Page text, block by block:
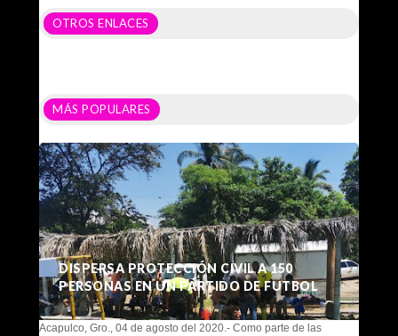
OTROS ENLACES
MÁS POPULARES
DISPERSA PROTECCIÓN CIVIL A 150
PERSONAS EN UN PARTIDO DE FUTBOL
Acapulco, Gro., 04 de agosto del 2020.- Como parte de las